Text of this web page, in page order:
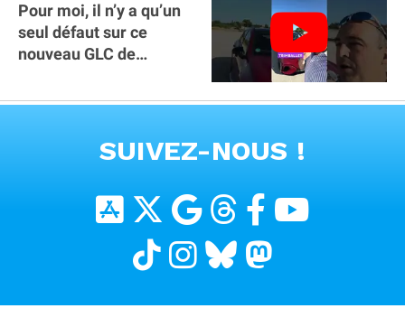
Pour moi, il n’y a qu’un
seul défaut sur ce
nouveau GLC de
clé sur téléphone
SUIVEZ-NOUS !